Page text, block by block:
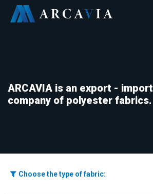
ARCAVIA is an export - import
company of polyester fabrics.
Choose the type of fabric: